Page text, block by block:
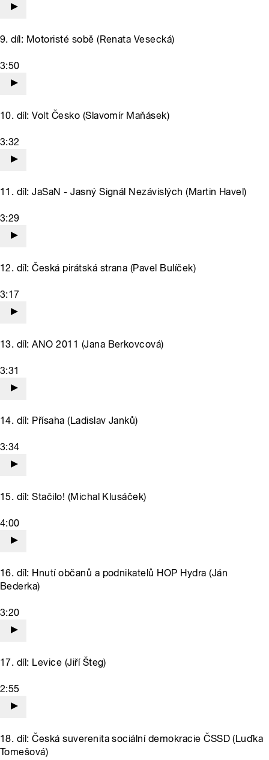
9. díl: Motoristé sobě (Renata Vesecká)
3:50
10. díl: Volt Česko (Slavomír Maňásek)
3:32
11. díl: JaSaN - Jasný Signál Nezávislých (Martin Havel)
3:29
12. díl: Česká pirátská strana (Pavel Bulíček)
3:17
13. díl: ANO 2011 (Jana Berkovcová)
3:31
14. díl: Přísaha (Ladislav Janků)
3:34
15. díl: Stačilo! (Michal Klusáček)
4:00
16. díl: Hnutí občanů a podnikatelů HOP Hydra (Ján
Bederka)
3:20
17. díl: Levice (Jiří Šteg)
2:55
18. díl: Česká suverenita sociální demokracie ČSSD (Luďka
Tomešová)